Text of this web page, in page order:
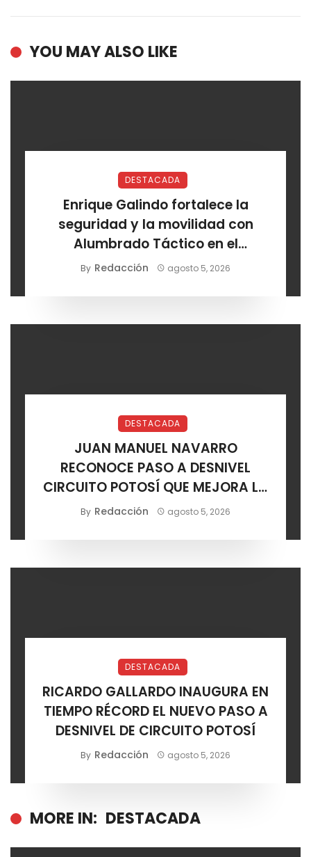
YOU MAY ALSO LIKE
DESTACADA
Enrique Galindo fortalece la
seguridad y la movilidad con
Alumbrado Táctico en el
Corredor Lomas
By Redacción agosto 5, 2026
DESTACADA
JUAN MANUEL NAVARRO
RECONOCE PASO A DESNIVEL
CIRCUITO POTOSÍ QUE MEJORA LA
MOVILIDAD METROPOLITANA
By Redacción agosto 5, 2026
DESTACADA
RICARDO GALLARDO INAUGURA EN
TIEMPO RÉCORD EL NUEVO PASO A
DESNIVEL DE CIRCUITO POTOSÍ
By Redacción agosto 5, 2026
MORE IN: DESTACADA